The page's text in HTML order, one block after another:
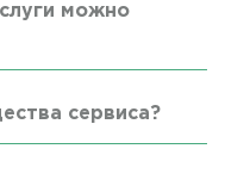
можно
сервиса?